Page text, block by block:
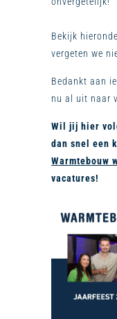
Bekijk
vergeten we
Bedankt aan
nu al uit naar
Wil jij hier
dan snel een
Warmtebouw
vacatures!